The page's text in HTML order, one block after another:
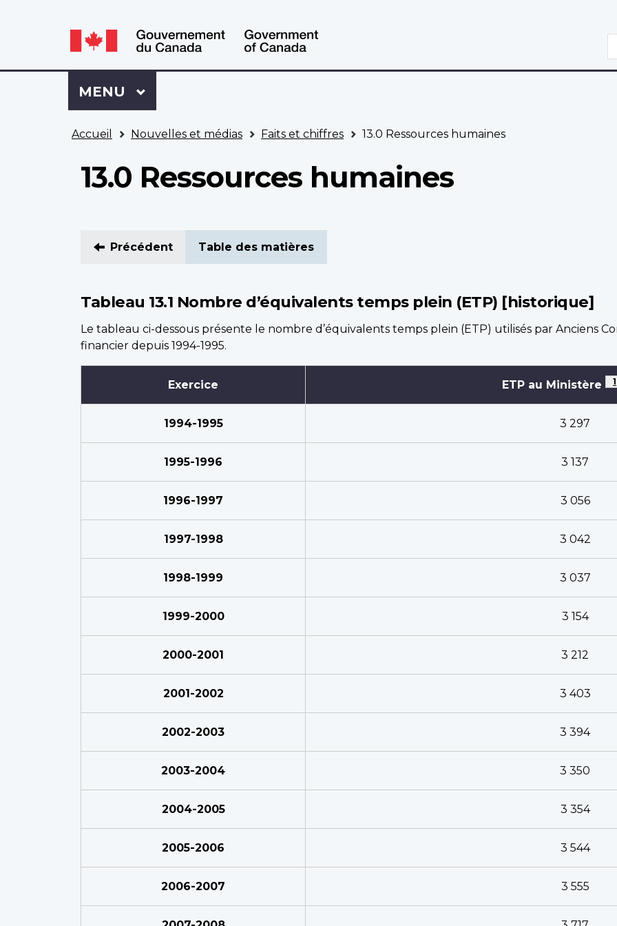
Language
switcher
Language
switcher
Se
connecter
à
Dossier
Menu
MENU PRINCIPAL
Accueil Nouvelles et médias Faits et chiffres 13.0 Ressources humaines
13.0 Ressources humaines
Précédent Table des matières
Tableau 13.1 Nombre d’équivalents temps plein (ETP) [historique]
Le tableau ci-dessous présente le nombre d’équivalents temps plein (ETP) utilisés par Anciens
financier depuis 1994-1995.
Exercice ETP au Ministère 1
1994-1995 3 297
1995-1996 3 137
1996-1997 3 056
1997-1998 3 042
1998-1999 3 037
1999-2000 3 154
2000-2001 3 212
2001-2002 3 403
2002-2003 3 394
2003-2004 3 350
2004-2005 3 354
2005-2006 3 544
2006-2007 3 555